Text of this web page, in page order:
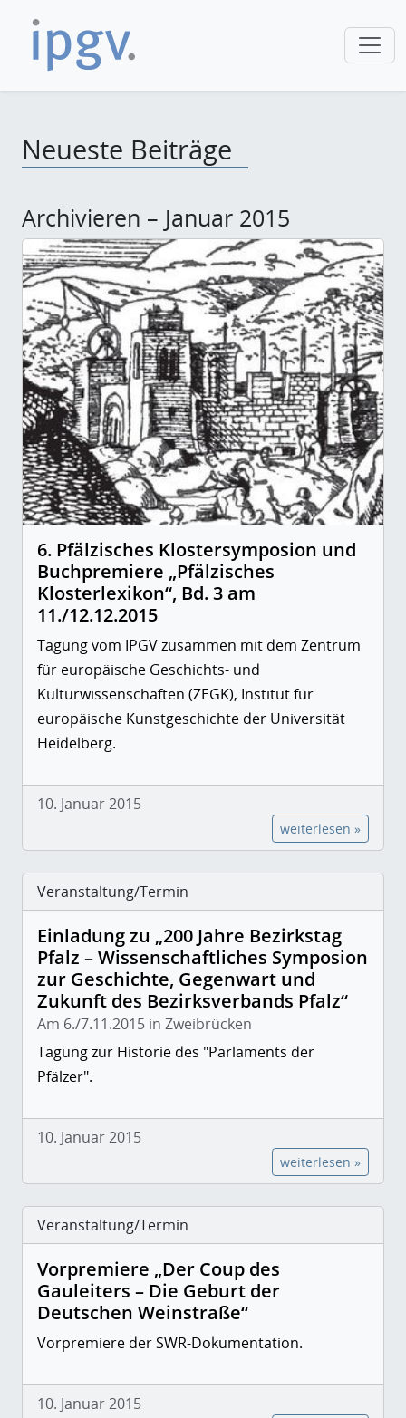
Neueste Beiträge
Archivieren – Januar 2015
6. Pfälzisches Klostersymposion und
Buchpremiere „Pfälzisches
Klosterlexikon“, Bd. 3 am
11./12.12.2015
Tagung vom IPGV zusammen mit dem Zentrum
für europäische Geschichts- und
Kulturwissenschaften (ZEGK), Institut für
europäische Kunstgeschichte der Universität
Heidelberg.
10. Januar 2015
weiterlesen »
Veranstaltung/Termin
Einladung zu „200 Jahre Bezirkstag
Pfalz – Wissenschaftliches Symposion
zur Geschichte, Gegenwart und
Zukunft des Bezirksverbands Pfalz“
Am 6./7.11.2015 in Zweibrücken
Tagung zur Historie des "Parlaments der
Pfälzer".
10. Januar 2015
weiterlesen »
Veranstaltung/Termin
Vorpremiere „Der Coup des
Gauleiters – Die Geburt der
Deutschen Weinstraße“
Vorpremiere der SWR-Dokumentation.
10. Januar 2015